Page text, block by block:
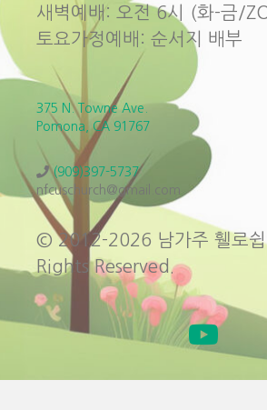
새벽예배: 오전 6시 (화-금/
토요가정예배: 순서지 배부
375 N. Towne Ave.
Pomona, CA 91767
(909)397-5737
nfcuschurch@gmail.com
© 2012-2026 남가주 휄로
Rights Reserved.